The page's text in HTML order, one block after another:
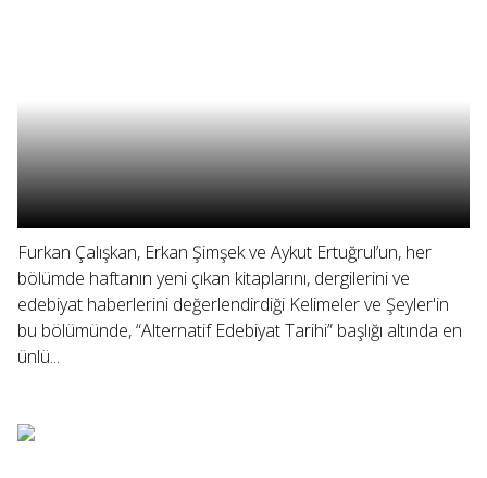
Furkan Çalışkan, Erkan Şimşek ve Aykut Ertuğrul’un, her
bölümde haftanın yeni çıkan kitaplarını, dergilerini ve
edebiyat haberlerini değerlendirdiği Kelimeler ve Şeyler'in
bu bölümünde, “Alternatif Edebiyat Tarihi” başlığı altında en
ünlü...